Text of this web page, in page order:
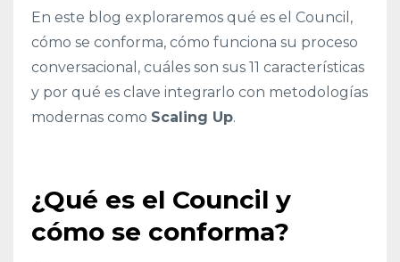
En este blog exploraremos qué es el Council,
cómo se conforma, cómo funciona su proceso
conversacional, cuáles son sus 11 características
y por qué es clave integrarlo con metodologías
modernas como Scaling Up.
¿Qué es el Council y
cómo se conforma?